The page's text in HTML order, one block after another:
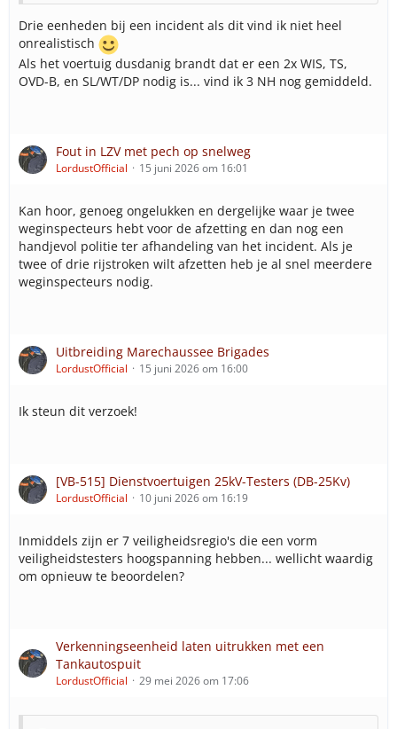
Drie eenheden bij een incident als dit vind ik niet heel
onrealistisch
Als het voertuig dusdanig brandt dat er een 2x WIS, TS,
OVD-B, en SL/WT/DP nodig is... vind ik 3 NH nog gemiddeld.
Fout in LZV met pech op snelweg
LordustOfficial 15 juni 2026 om 16:01
Kan hoor, genoeg ongelukken en dergelijke waar je twee
weginspecteurs hebt voor de afzetting en dan nog een
handjevol politie ter afhandeling van het incident. Als je
twee of drie rijstroken wilt afzetten heb je al snel meerdere
weginspecteurs nodig.
Uitbreiding Marechaussee Brigades
LordustOfficial 15 juni 2026 om 16:00
Ik steun dit verzoek!
[VB-515] Dienstvoertuigen 25kV-Testers (DB-25Kv)
LordustOfficial 10 juni 2026 om 16:19
Inmiddels zijn er 7 veiligheidsregio's die een vorm
veiligheidstesters hoogspanning hebben... wellicht waardig
om opnieuw te beoordelen?
Verkenningseenheid laten uitrukken met een
Tankautospuit
LordustOfficial 29 mei 2026 om 17:06